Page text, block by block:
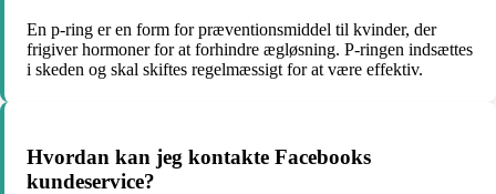
En p-ring er en form for præventionsmiddel til kvinder, der
frigiver hormoner for at forhindre ægløsning. P-ringen indsættes
i skeden og skal skiftes regelmæssigt for at være effektiv.
Hvordan kan jeg kontakte Facebooks
kundeservice?